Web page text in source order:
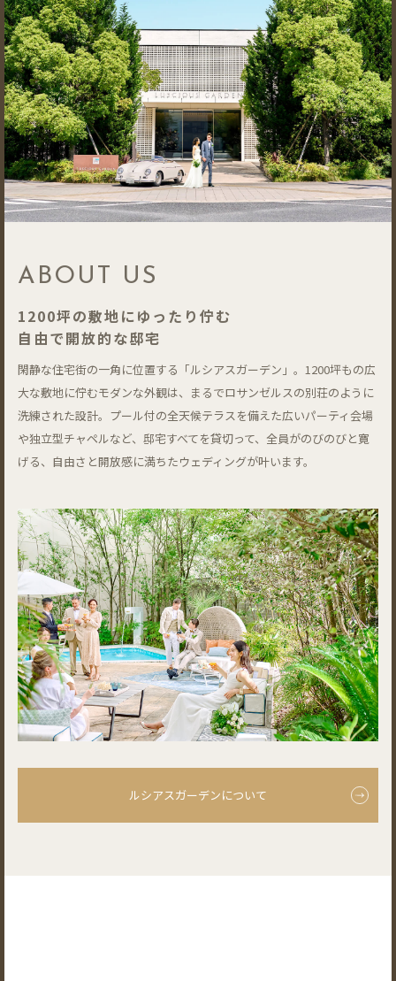
ABOUT US
1200坪の敷地にゆったり佇む
自由で開放的な邸宅
閑静な住宅街の一角に位置する「ルシアスガーデン」。1200坪もの広
大な敷地に佇むモダンな外観は、まるでロサンゼルスの別荘のように
洗練された設計。プール付の全天候テラスを備えた広いパーティ会場
や独立型チャペルなど、邸宅すべてを貸切って、全員がのびのびと寛
げる、自由さと開放感に満ちたウェディングが叶います。
ルシアスガーデンについて